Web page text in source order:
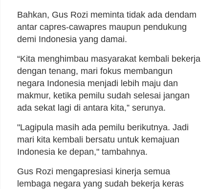
Bahkan, Gus Rozi meminta tidak ada dendam
antar capres-cawapres maupun pendukung
demi Indonesia yang damai.
“Kita menghimbau masyarakat kembali bekerja
dengan tenang, mari fokus membangun
negara Indonesia menjadi lebih maju dan
makmur, ketika pemilu sudah selesai jangan
ada sekat lagi di antara kita,” serunya.
"Lagipula masih ada pemilu berikutnya. Jadi
mari kita kembali bersatu untuk kemajuan
Indonesia ke depan," tambahnya.
Gus Rozi mengapresiasi kinerja semua
lembaga negara yang sudah bekerja keras